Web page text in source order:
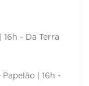
16h - Da Terra
| 16h -